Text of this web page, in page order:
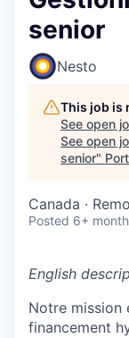
senior
Nesto
This job is
See open
See open
senior"
Canada ·
Posted 6+
English
Notre mission
financement